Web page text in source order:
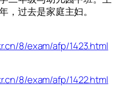
，过去是家庭主妇。
8/exam/afp/1423.html
8/exam/afp/1422.html